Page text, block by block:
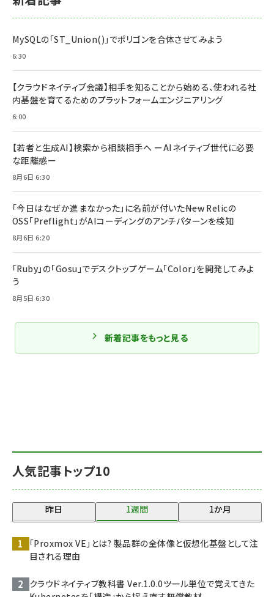
人気記事トップ10
昨日 1週間 1か月
「Proxmox VE」とは? 製品群の全体像と仮想化基盤として注
目される理由
クラウドネイティブ教科書 Ver.1.0.0――ツール単位で覚えてきた
MySQLの「ST_Union()」でポリゴンを合体させてみよう
6:30
【クラウドネイティブ会議】相手を知ることから始める、使われる社
内基盤を育てるためのプラットフォームエンジニアリング
6:00
【若者と生成AI】検索から相談相手へ ーAIネイティブ世代に必要
な距離感ー
8月6日 6:30
「今日はなぜか進まなかった」に名前が付いた――New Relicの
OSS「Preflight」がAIコーディングのアンチパターンを検知
8月6日 6:20
「Ruby」の「Gosu」でデスクトップゲーム「Color」を開発してみよ
う
8月5日 6:30
新着記事をもっと見る